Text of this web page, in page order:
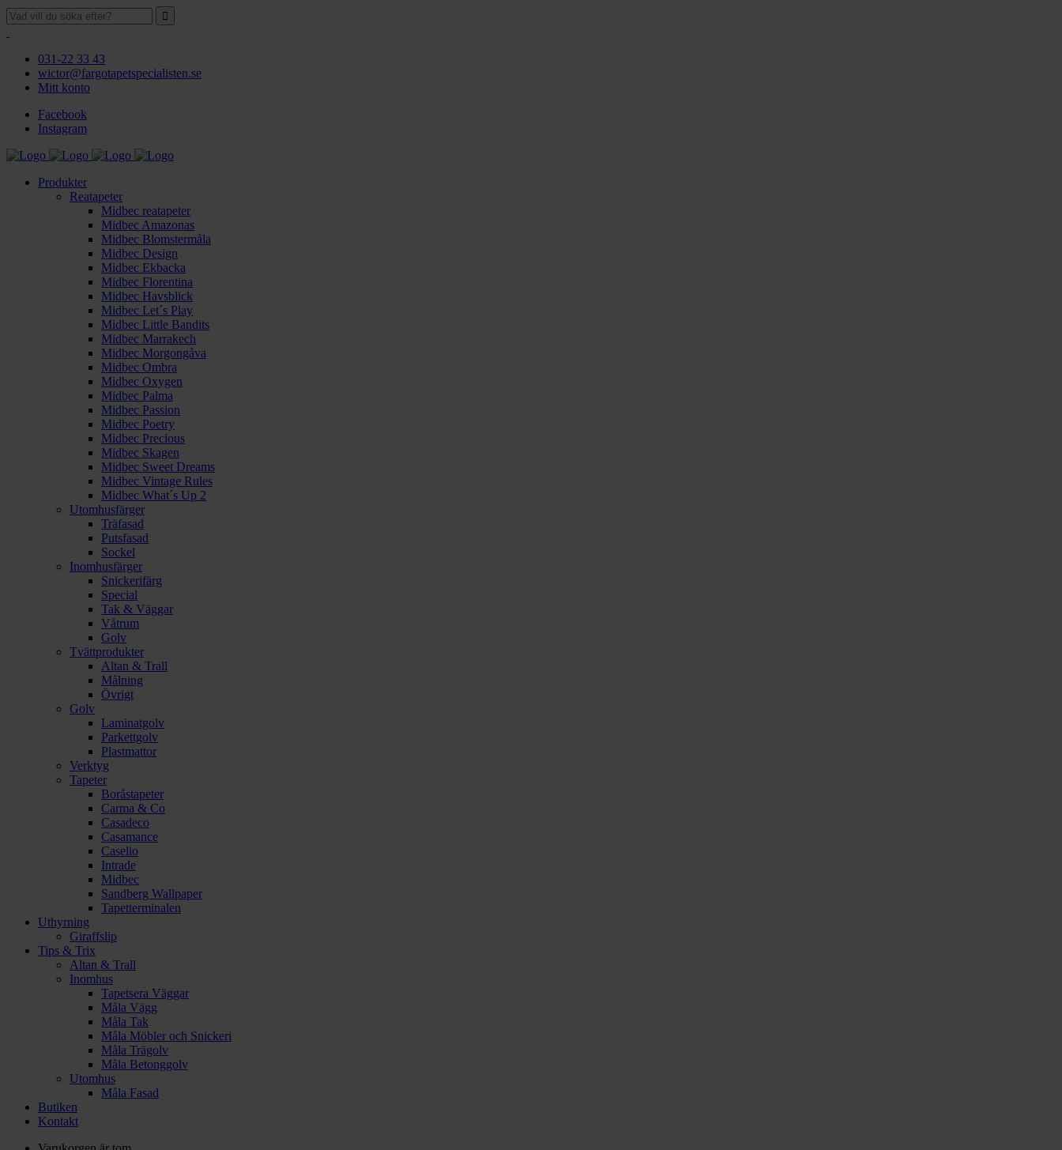
031-22 33 43
wictor@fargotapetspecialisten.se
Mitt konto
Facebook
Instagram
Produkter
Reatapeter
Midbec reatapeter
Midbec Amazonas
Midbec Blomstermåla
Midbec Design
Midbec Ekbacka
Midbec Florentina
Midbec Havsblick
Midbec Let´s Play
Midbec Little Bandits
Midbec Marrakech
Midbec Morgongåva
Midbec Ombra
Midbec Oxygen
Midbec Palma
Midbec Passion
Midbec Poetry
Midbec Precious
Midbec Skagen
Midbec Sweet Dreams
Midbec Vintage Rules
Midbec What´s Up 2
Utomhusfärger
Träfasad
Putsfasad
Sockel
Inomhusfärger
Snickerifärg
Special
Tak & Väggar
Våtrum
Golv
Tvättprodukter
Altan & Trall
Målning
Övrigt
Golv
Laminatgolv
Parkettgolv
Plastmattor
Verktyg
Tapeter
Boråstapeter
Carma & Co
Casadeco
Casamance
Caselio
Intrade
Midbec
Sandberg Wallpaper
Tapetterminalen
Uthyrning
Giraffslip
Tips & Trix
Altan & Trall
Inomhus
Tapetsera Väggar
Måla Vägg
Måla Tak
Måla Möbler och Snickeri
Måla Trägolv
Måla Betonggolv
Utomhus
Måla Fasad
Butiken
Kontakt